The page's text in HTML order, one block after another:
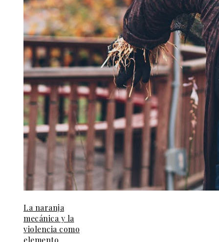
La naranja
mecánica y la
violencia como
elemento